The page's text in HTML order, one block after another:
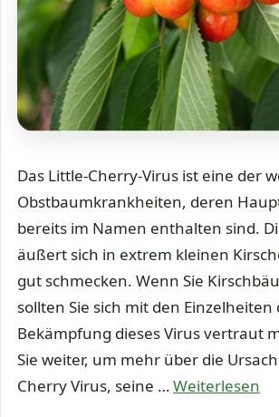
Das Little-Cherry-Virus ist eine der
Obstbaumkrankheiten, deren
bereits im Namen enthalten sind.
äußert sich in extrem kleinen
gut schmecken. Wenn Sie
sollten Sie sich mit den Einzelheiten
Bekämpfung dieses Virus vertraut
Sie weiter, um mehr über die
Cherry Virus, seine …Weiterlesen